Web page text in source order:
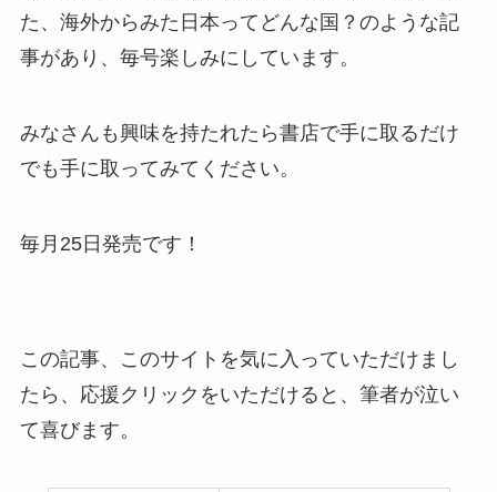
た、海外からみた日本ってどんな国？のような記
事があり、毎号楽しみにしています。
みなさんも興味を持たれたら書店で手に取るだけ
でも手に取ってみてください。
毎月25日発売です！
この記事、このサイトを気に入っていただけまし
たら、応援クリックをいただけると、筆者が泣い
て喜びます。